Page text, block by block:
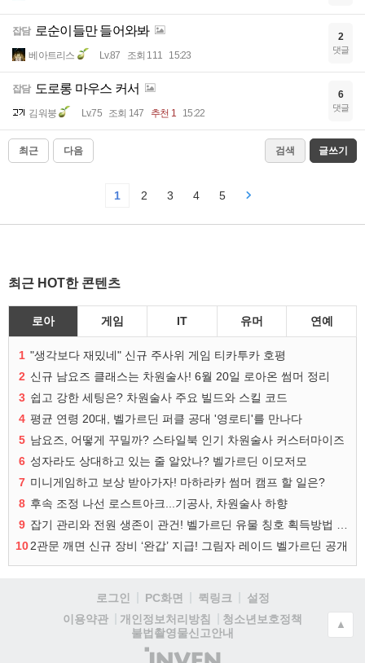
잡담 로순이들만 들어와봐
베아트리스 Lv.87 조회 111 15:23
2
댓글
잡담 도로롱 마우스 커서
김워붕 Lv.75 조회 147 추천 1 15:22
6
댓글
최근 다음 검색 글쓰기
1 2 3 4 5
최근 HOT한 콘텐츠
로아 게임 IT 유머 연예
1 "생각보다 재밌네" 신규 주사위 게임 티카투카 호평
2 신규 남요즈 클래스는 차원술사! 6월 20일 로아온 썸머 정리
3 쉽고 강한 세팅은? 차원술사 주요 빌드와 스킬 코드
4 평균 연령 20대, 벨가르딘 퍼클 공대 '영로티'를 만나다
5 남요즈, 어떻게 꾸밀까? 스타일북 인기 차원술사 커스터마이즈
6 성자라도 상대하고 있는 줄 알았나? 벨가르딘 이모저모
7 미니게임하고 보상 받아가자! 마하라카 썸머 캠프 할 일은?
8 후속 조정 나선 로스트아크...기공사, 차원술사 하향
9
102관문 깨면 신규 장비 ‘완갑’ 지급! 그림자 레이드 벨가르딘 공개
로그인 PC화면 퀵링크
설정
이용약관
개인정보처리방침
청소년보호정책
불법촬영물신고안내
(주)
▲